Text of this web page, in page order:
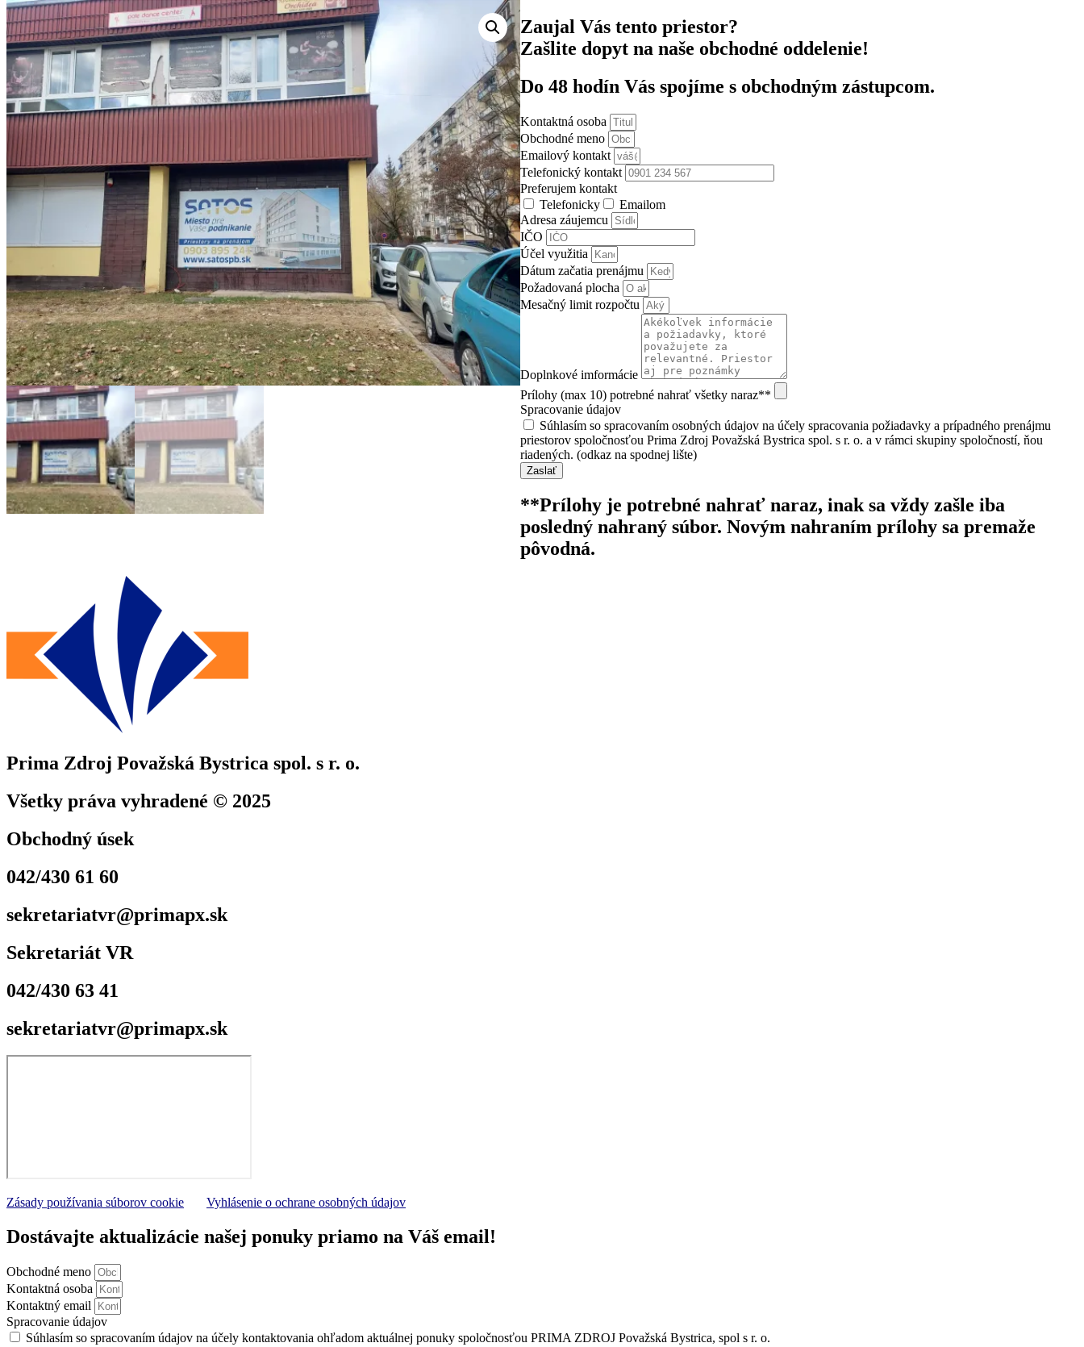
Zaujal Vás tento priestor?
Zašlite dopyt na naše obchodné oddelenie!
Do 48 hodín Vás spojíme s obchodným zástupcom.
Kontaktná osoba
Obchodné meno
Emailový kontakt
Telefonický kontakt
Preferujem kontakt
Telefonicky
Emailom
Adresa záujemcu
IČO
Účel využitia
Dátum začatia prenájmu
Požadovaná plocha
Mesačný limit rozpočtu
Doplnkové imformácie
Prílohy (max 10) potrebné nahrať všetky naraz**
Spracovanie údajov
Súhlasím so spracovaním osobných údajov na účely spracovania požiadavky a prípadného prenájmu
priestorov spoločnosťou Prima Zdroj Považská Bystrica spol. s r. o. a v rámci skupiny spoločností, ňou
riadených. (odkaz na spodnej lište)
Zaslať
**Prílohy je potrebné nahrať naraz, inak sa vždy zašle iba
posledný nahraný súbor. Novým nahraním prílohy sa premaže
pôvodná.
Prima Zdroj Považská Bystrica spol. s r. o.
Všetky práva vyhradené © 2025
Obchodný úsek
042/430 61 60
sekretariatvr@primapx.sk
Sekretariát VR
042/430 63 41
sekretariatvr@primapx.sk
Zásady používania súborov cookie Vyhlásenie o ochrane osobných údajov
Dostávajte aktualizácie našej ponuky priamo na Váš email!
Obchodné meno
Kontaktná osoba
Kontaktný email
Spracovanie údajov
Súhlasím so spracovaním údajov na účely kontaktovania ohľadom aktuálnej ponuky spoločnosťou PRIMA ZDROJ Považská Bystrica, spol s r. o.